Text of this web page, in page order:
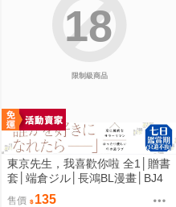
限制級商品
18
東京先生，我喜歡你啦 全1│贈書
套│端倉ジル│長鴻BL漫畫│BJ4
售價 135